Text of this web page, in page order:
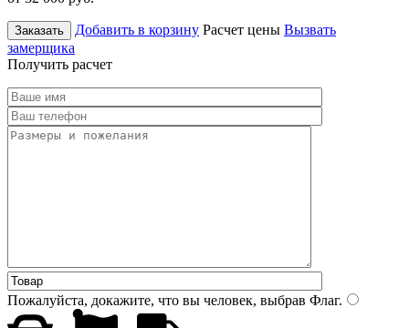
Заказать Добавить в корзину Расчет цены Вызвать
замерщика
Получить расчет
Пожалуйста, докажите, что вы человек, выбрав Флаг.